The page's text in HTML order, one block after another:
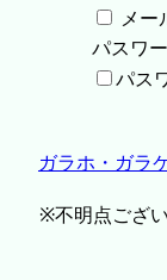
メー
パスワ
パス
ガラホ・ガラ
※不明点ござ